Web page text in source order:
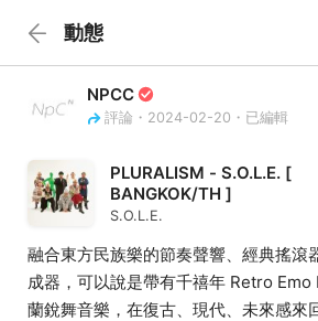
動態
NPCC
評論・2024-02-20・已編輯
PLURALISM - S.O.L.E. [
BANGKOK/TH ]
S.O.L.E.
融合東方民族樂的節奏聲響、經典搖滾
成器，可以說是帶有千禧年 Retro
蘭銳舞音樂，在復古、現代、未來感來